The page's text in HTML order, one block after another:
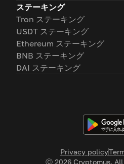
Privacy policy
Ⓒ 2026Cryptomus.
ステーキング
Tron ステーキング
USDT ステーキング
Ethereum ステーキング
BNB ステーキング
DAI ステーキング